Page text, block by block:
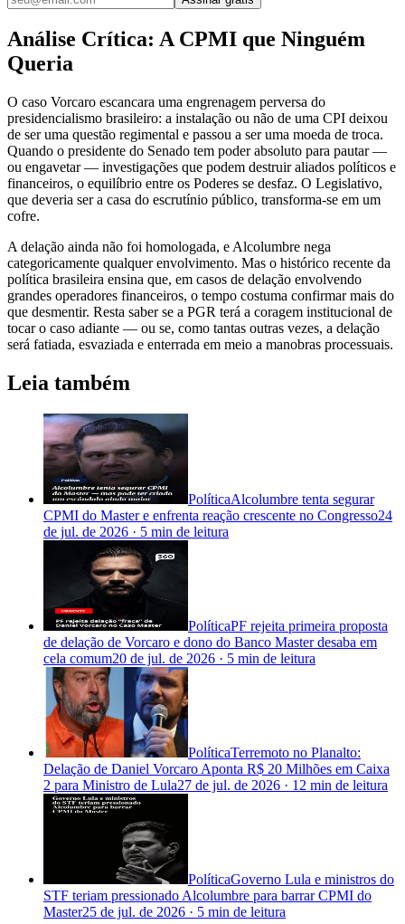
Análise Crítica: A CPMI que Ninguém
Queria
O caso Vorcaro escancara uma engrenagem perversa do
presidencialismo brasileiro: a instalação ou não de uma CPI deixou
de ser uma questão regimental e passou a ser uma moeda de troca.
Quando o presidente do Senado tem poder absoluto para pautar —
ou engavetar — investigações que podem destruir aliados políticos e
financeiros, o equilíbrio entre os Poderes se desfaz. O Legislativo,
que deveria ser a casa do escrutínio público, transforma-se em um
cofre.
A delação ainda não foi homologada, e Alcolumbre nega
categoricamente qualquer envolvimento. Mas o histórico recente da
política brasileira ensina que, em casos de delação envolvendo
grandes operadores financeiros, o tempo costuma confirmar mais do
que desmentir. Resta saber se a PGR terá a coragem institucional de
tocar o caso adiante — ou se, como tantas outras vezes, a delação
será fatiada, esvaziada e enterrada em meio a manobras processuais.
Leia também
PolíticaAlcolumbre tenta segurar
CPMI do Master e enfrenta reação crescente no Congresso24
de jul. de 2026 · 5 min de leitura
PolíticaPF rejeita primeira proposta
de delação de Vorcaro e dono do Banco Master desaba em
cela comum20 de jul. de 2026 · 5 min de leitura
PolíticaTerremoto no Planalto:
Delação de Daniel Vorcaro Aponta R$ 20 Milhões em Caixa
2 para Ministro de Lula27 de jul. de 2026 · 12 min de leitura
PolíticaGoverno Lula e ministros do
STF teriam pressionado Alcolumbre para barrar CPMI do
Master25 de jul. de 2026 · 5 min de leitura